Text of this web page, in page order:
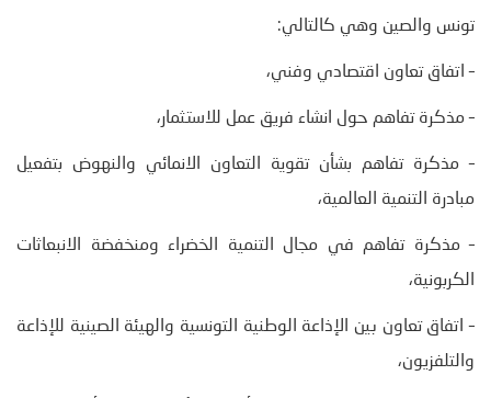
تونس والصين وهي كالتالي:
– اتفاق تعاون اقتصادي وفني،
– مذكرة تفاهم حول انشاء فريق عمل للاستثمار،
– مذكرة تفاهم بشأن تقوية التعاون الانمائي والنهوض بتفعيل
مبادرة التنمية العالمية،
– مذكرة تفاهم في مجال التنمية الخضراء ومنخفضة الانبعاثات
الكربونية،
– اتفاق تعاون بين الإذاعة الوطنية التونسية والهيئة الصينية للإذاعة
والتلفزيون،